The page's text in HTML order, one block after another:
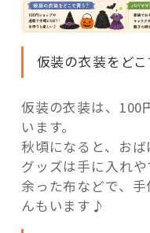
仮装の衣装をど
仮装の衣装は、100
います。
秋頃になると、お
グッズは手に入れや
余った布などで、
んもいます♪